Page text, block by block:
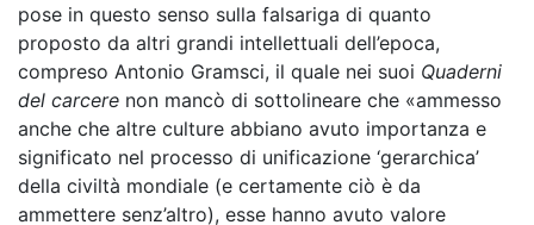
pose in questo senso sulla falsariga di quanto
proposto da altri grandi intellettuali dell’epoca,
compreso Antonio Gramsci, il quale nei suoi Quaderni
del carcere non mancò di sottolineare che «ammesso
anche che altre culture abbiano avuto importanza e
significato nel processo di unificazione ‘gerarchica’
della civiltà mondiale (e certamente ciò è da
ammettere senz’altro), esse hanno avuto valore